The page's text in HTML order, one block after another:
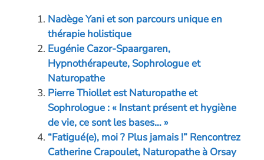
b
o
o
k
e
dI
n
er n
er
s
p
p
l y
Nadège Yani et son parcours unique en
thérapie holistique
Eugénie Cazor-Spaargaren,
Hypnothérapeute, Sophrologue et
Naturopathe
Pierre Thiollet est Naturopathe et
Sophrologue : « Instant présent et hygiène
de vie, ce sont les bases… »
“Fatigué(e), moi ? Plus jamais !” Rencontrez
Catherine Crapoulet, Naturopathe à Orsay